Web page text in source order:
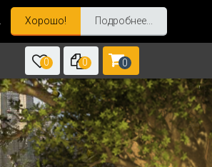
Хорошо! Подробнее...
0 0 0